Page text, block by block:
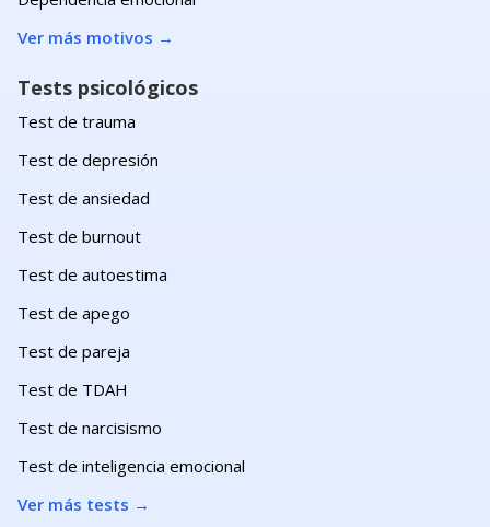
Ver más motivos →
Tests psicológicos
Test de trauma
Test de depresión
Test de ansiedad
Test de burnout
Test de autoestima
Test de apego
Test de pareja
Test de TDAH
Test de narcisismo
Test de inteligencia emocional
Ver más tests →